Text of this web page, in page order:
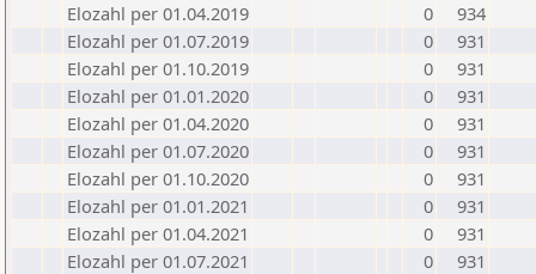
Elozahl per 01.04.2019
0
934
Elozahl per 01.07.2019
0
931
Elozahl per 01.10.2019
0
931
Elozahl per 01.01.2020
0
931
Elozahl per 01.04.2020
0
931
Elozahl per 01.07.2020
0
931
Elozahl per 01.10.2020
0
931
Elozahl per 01.01.2021
0
931
Elozahl per 01.04.2021
0
931
Elozahl per 01.07.2021
0
931